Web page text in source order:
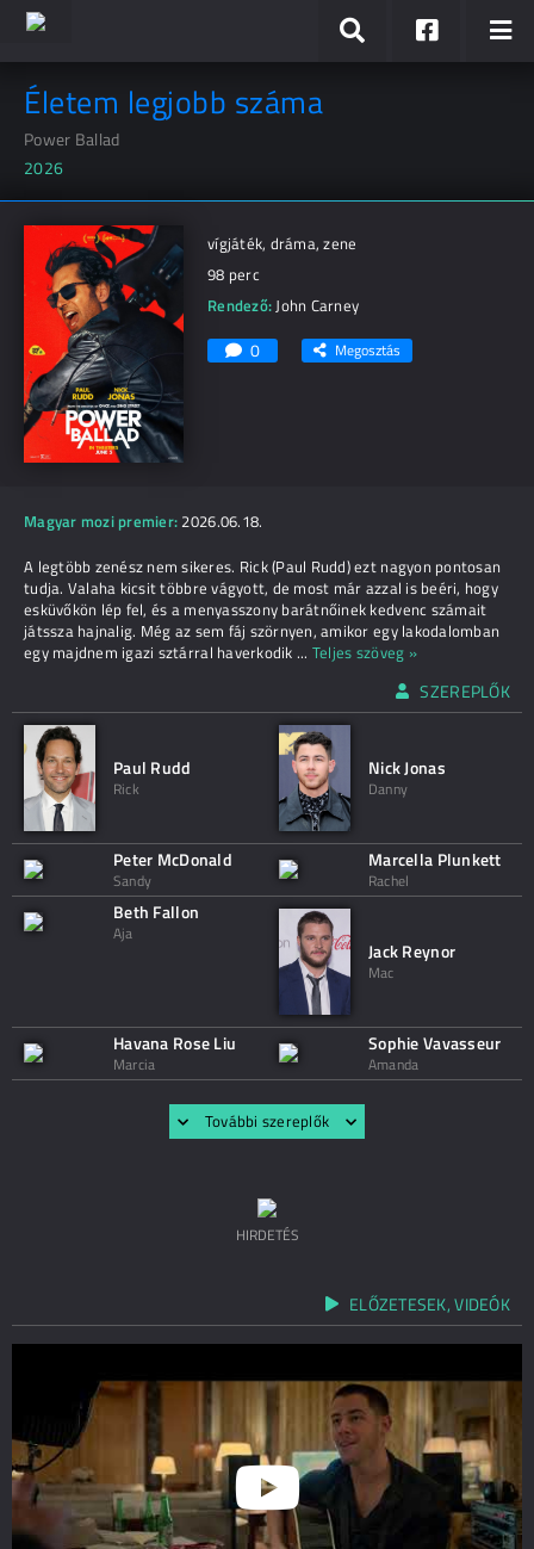
Életem legjobb száma
Power Ballad
2026
vígjáték, dráma, zene
98 perc
Rendező:John Carney
0 Megosztás
Magyar mozi premier: 2026.06.18.
A legtöbb zenész nem sikeres. Rick (Paul Rudd) ezt nagyon pontosan
tudja. Valaha kicsit többre vágyott, de most már azzal is beéri, hogy
esküvőkön lép fel, és a menyasszony barátnőinek kedvenc számait
játssza hajnalig. Még az sem fáj szörnyen, amikor egy lakodalomban
egy majdnem igazi sztárral haverkodik ... Teljes szöveg »
SZEREPLŐK
Paul Rudd
Rick
Nick Jonas
Danny
Peter McDonald
Sandy
Marcella Plunkett
Rachel
Beth Fallon
Aja
Jack Reynor
Mac
Havana Rose Liu
Marcia
Sophie Vavasseur
Amanda
További szereplők
HIRDETÉS
ELŐZETESEK, VIDEÓK